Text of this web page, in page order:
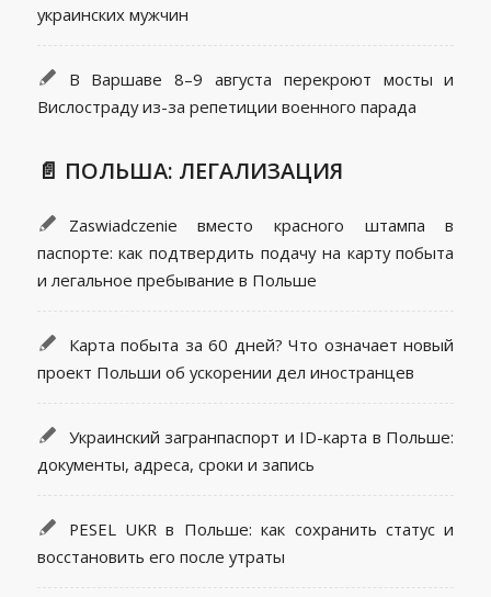
украинских мужчин
В Варшаве 8–9 августа перекроют мосты и
Вислостраду из-за репетиции военного парада
📄 ПОЛЬША: ЛЕГАЛИЗАЦИЯ
Zaswiadczenie вместо красного штампа в
паспорте: как подтвердить подачу на карту побыта
и легальное пребывание в Польше
Карта побыта за 60 дней? Что означает новый
проект Польши об ускорении дел иностранцев
Украинский загранпаспорт и ID-карта в Польше:
документы, адреса, сроки и запись
PESEL UKR в Польше: как сохранить статус и
восстановить его после утраты